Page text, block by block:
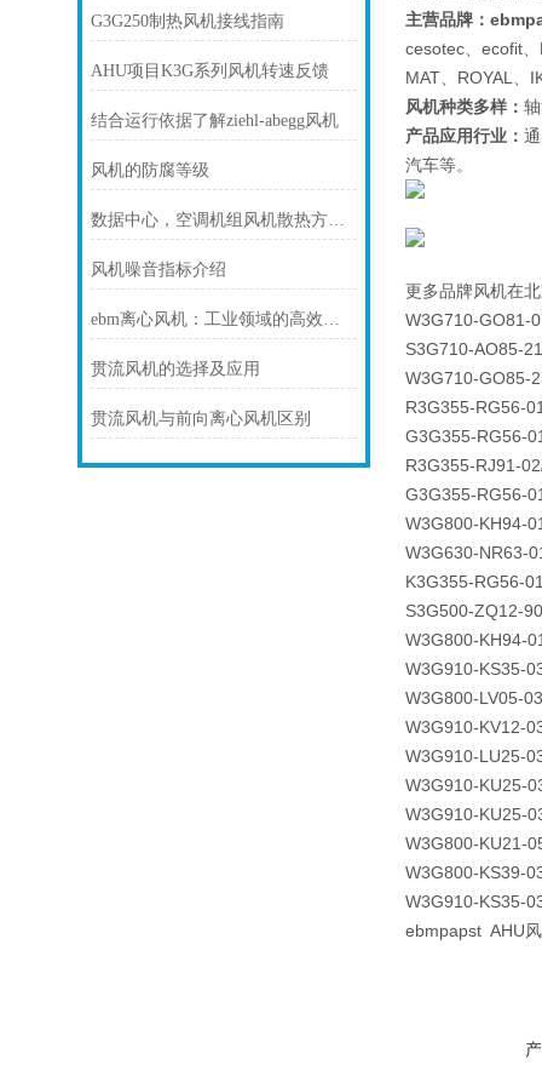
G3G250制热风机接线指南
AHU项目K3G系列风机转速反馈
结合运行依据了解ziehl-abegg风机
风机的防腐等级
数据中心，空调机组风机散热方案！
风机噪音指标介绍
ebm离心风机：工业领域的高效风力利器
贯流风机的选择及应用
贯流风机与前向离心风机区别
主营品牌：
cesotec、ecofit
MAT、ROYAL、
风机种类多样：
产品应用行业：
汽车等。
更多品牌风机在
W3G710-GO81-
S3G710-AO85-
W3G710-GO85-
R3G355-RG56-
G3G355-RG56-
R3G355-RJ91-
G3G355-RG56-
W3G800-KH94-
W3G630-NR63-
K3G355-RG56-
S3G500-ZQ12-90
W3G800-KH94-
W3G910-KS35-
W3G800-LV05-03
W3G910-KV12-
W3G910-LU25-
W3G910-KU25-
W3G910-KU25-
W3G800-KU21-
W3G800-KS39-
W3G910-KS35-
ebmpapst AHU